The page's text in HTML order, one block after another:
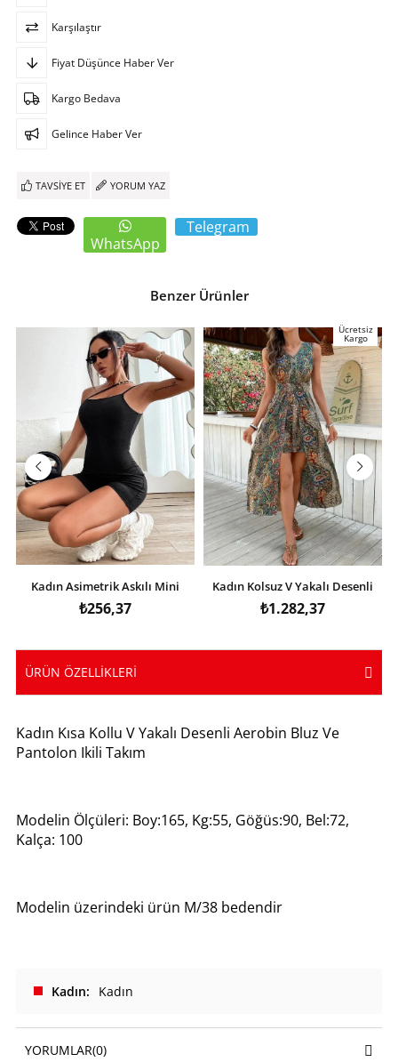
Karşılaştır
Fiyat Düşünce Haber Ver
Kargo Bedava
Gelince Haber Ver
TAVSIYE ET YORUM YAZ
WhatsApp
Telegram
Benzer Ürünler
Kadın Asimetrik Askılı Mini
Kaşkorse Bodycon Tulum
₺256,37
Ücretsiz
Kargo
Kadın Kolsuz V Yakalı Desenli
Süprem Tulum Elbise
₺1.282,37
ÜRÜN ÖZELLIKLERI
Kadın Kısa Kollu V Yakalı Desenli Aerobin Bluz Ve
Pantolon Ikili Takım
Modelin Ölçüleri: Boy:165, Kg:55, Göğüs:90, Bel:72,
Kalça: 100
Modelin üzerindeki ürün M/38 bedendir
Kadın Kadın
YORUMLAR(0)